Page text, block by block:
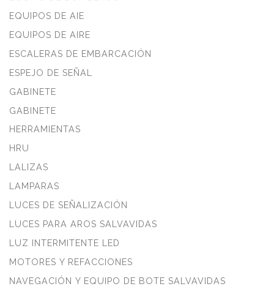
EQUIPOS DE AIE
EQUIPOS DE AIRE
ESCALERAS DE EMBARCACIÓN
ESPEJO DE SEÑAL
GABINETE
GABINETE
HERRAMIENTAS
HRU
LALIZAS
LAMPARAS
LUCES DE SEÑALIZACIÓN
LUCES PARA AROS SALVAVIDAS
LUZ INTERMITENTE LED
MOTORES Y REFACCIONES
NAVEGACIÓN Y EQUIPO DE BOTE SALVAVIDAS